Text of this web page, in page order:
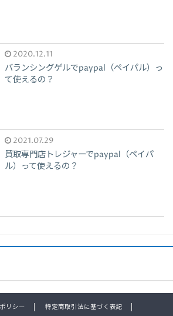
2020.12.11
バランシングゲルでpaypal（ペイパル）っ
て使えるの？
2021.07.29
買取専門店トレジャーでpaypal（ペイパ
ル）って使えるの？
リシー 特定商取引法に基づく表記